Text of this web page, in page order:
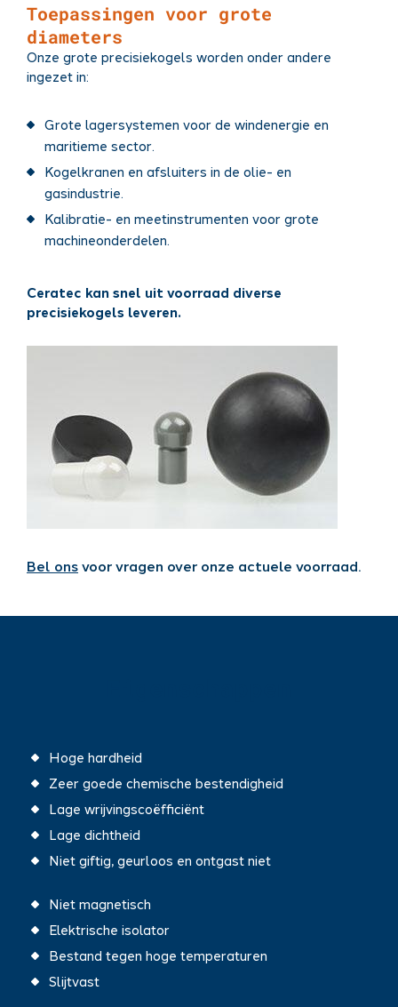
Toepassingen voor grote
diameters
Onze grote precisiekogels worden onder andere
ingezet in:
Grote lagersystemen voor de windenergie en
maritieme sector.
Kogelkranen en afsluiters in de olie- en
gasindustrie.
Kalibratie- en meetinstrumenten voor grote
machineonderdelen.
Ceratec kan snel uit voorraad diverse
precisiekogels leveren.
Bel ons voor vragen over onze actuele voorraad.
Hoge hardheid
Zeer goede chemische bestendigheid
Lage wrijvingscoëfficiënt
Lage dichtheid
Niet giftig, geurloos en ontgast niet
Niet magnetisch
Elektrische isolator
Bestand tegen hoge temperaturen
Slijtvast